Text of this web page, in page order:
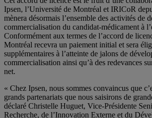
Ipsen, l’Université de Montréal et IRICoR
mènera désormais l’ensemble des activités de
commercialisation du candidat-médicament à
Conformément aux termes de l’accord de
Montréal recevra un paiement initial et sera
supplémentaires à l’atteinte de jalons de
commercialisation ainsi qu’à des redevances
net.
« Chez Ipsen, nous sommes convaincus que
grands partenariats que nous saisirons de
déclaré Christelle Huguet, Vice-Présidente
Recherche, de l’Innovation Externe et du